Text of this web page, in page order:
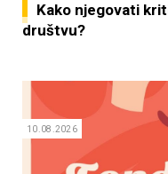
Kako njegovati
društvu?
10.08.2026